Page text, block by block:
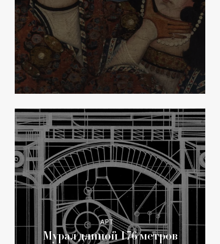
АРТ
Мурал длиной 176 метров